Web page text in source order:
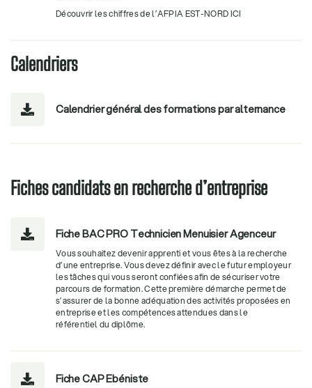
Découvrir les chiffres de l’AFPIA EST-NORD ICI
Calendriers
 Calendrier général des formations par alternance
Fiches candidats en recherche d’entreprise
 Fiche BAC PRO Technicien Menuisier Agenceur
Vous souhaitez devenir apprenti et vous êtes à la recherche
d’une entreprise. Vous devez définir avec le futur employeur
les tâches qui vous seront confiées afin de sécuriser votre
parcours de formation. Cette première démarche permet de
s’assurer de la bonne adéquation des activités proposées en
entreprise et les compétences attendues dans le
référentiel du diplôme.
 Fiche CAP Ebéniste